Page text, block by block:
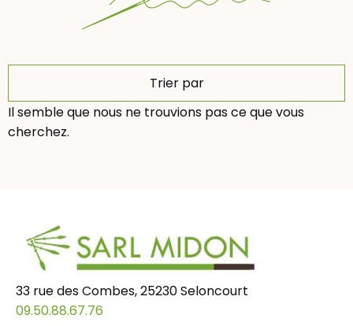
Trier par
Il semble que nous ne trouvions pas ce que vous
cherchez.
33 rue des Combes, 25230 Seloncourt
09.50.88.67.76